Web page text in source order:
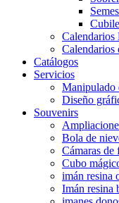
Calendarios
Calendarios
Catálogos
Servicios
Manipulado
Diseño
Souvenirs
Bola de
Cámaras de
Cubo
imán resina
Imán resina